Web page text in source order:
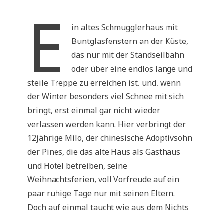
E
in altes Schmugglerhaus mit
Buntglasfenstern an der Küste,
das nur mit der Standseilbahn
oder über eine endlos lange und
steile Treppe zu erreichen ist, und, wenn
der Winter besonders viel Schnee mit sich
bringt, erst einmal gar nicht wieder
verlassen werden kann. Hier verbringt der
12jährige Milo, der chinesische Adoptivsohn
der Pines, die das alte Haus als Gasthaus
und Hotel betreiben, seine
Weihnachtsferien, voll Vorfreude auf ein
paar ruhige Tage nur mit seinen Eltern.
Doch auf einmal taucht wie aus dem Nichts